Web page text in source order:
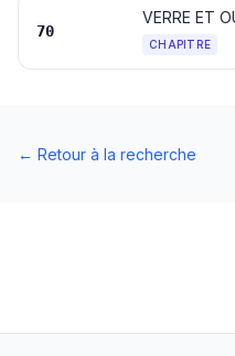
70
VERRE ET
CHAPITRE
← Retour à la recherche